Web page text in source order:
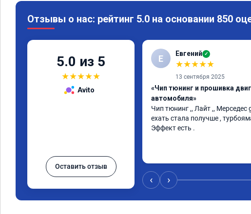
Отзывы о нас: рейтинг 5.0 на основании 850
5.0 из 5
★★★★★
Avito
Оставить отзыв
Е Евгений ✓
★★★★★
13 сентября 2025
«Чип тюнинг и прошивка
автомобиля»
Чип тюнинг ,, Лайт ,, Мерседес
ехать стала получше ,
Эффект есть .
‹ ›